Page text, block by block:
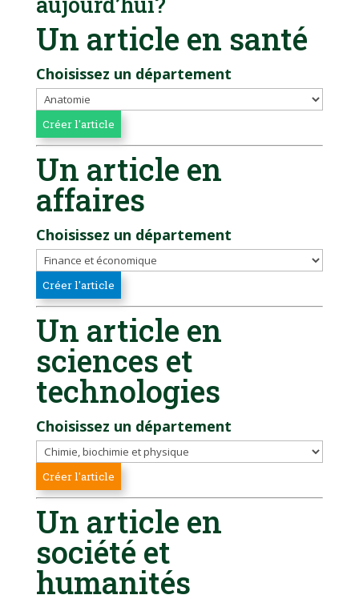
Un article en santé
Choisissez un département
Un article en
affaires
Choisissez un département
Un article en
sciences et
technologies
Choisissez un département
Un article en
société et
humanités